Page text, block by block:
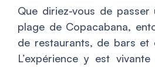
Que diriez-vous de
plage de Copacabana,
de restaurants, de bars et
L’expérience y est